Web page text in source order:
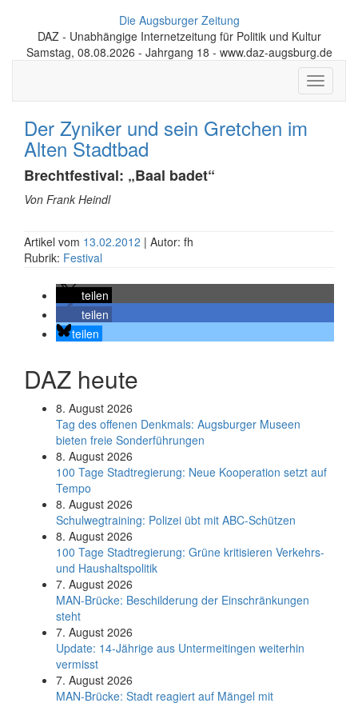
Die Augsburger Zeitung
DAZ - Unabhängige Internetzeitung für Politik und Kultur
Samstag, 08.08.2026 - Jahrgang 18 - www.daz-augsburg.de
Toggle
Der Zyniker und sein Gretchen im
Alten Stadtbad
Brechtfestival: „Baal badet“
Von Frank Heindl
Artikel vom 13.02.2012 | Autor: fh
Rubrik: Festival
teilen
teilen
teilen
DAZ heute
8. August 2026
Tag des offenen Denkmals: Augsburger Museen
bieten freie Sonderführungen
8. August 2026
100 Tage Stadtregierung: Neue Kooperation setzt auf
Tempo
8. August 2026
Schul­weg­trai­ning: Poli­zei übt mit ABC-Schüt­zen
8. August 2026
100 Tage Stadtregierung: Grüne kritisieren Verkehrs-
und Haushaltspolitik
7. August 2026
MAN-Brücke: Beschilderung der Einschränkungen
steht
7. August 2026
Update: 14-Jährige aus Untermeitingen weiterhin
vermisst
7. August 2026
MAN-Brücke: Stadt reagiert auf Mängel mit